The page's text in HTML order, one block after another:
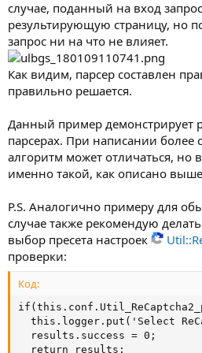
случае, поданный на вход
результирующую страницу, но
запрос ни на что не влияет.
Как видим, парсер составлен
правильно решается.
Данный пример демонстрирует
парсерах. При написании более
алгоритм может отличаться,
именно такой, как описано
P.S. Аналогично примеру для
случае также рекомендую
выбор пресета настроек
проверки:
Код:
this.logger.put('Select
  results.success = 0;
  return results;